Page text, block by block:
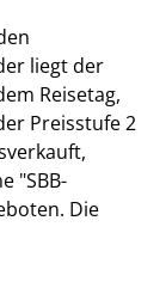
liegt der
Reisetag,
Preisstufe 2
"SBB-
Die